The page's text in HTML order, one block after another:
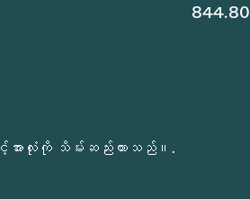
လုံးကို သိမ်းဆည်းထားသည်။.